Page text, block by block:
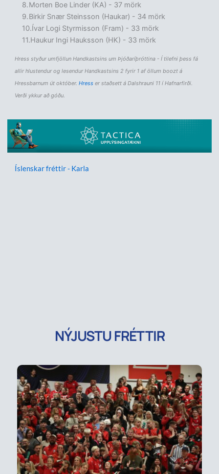
Morten Boe Linder (KA) - 37 mörk
Birkir Snær Steinsson (Haukar) - 34 mörk
Ívar Logi Styrmisson (Fram) - 33 mörk
Haukur Ingi Hauksson (HK) - 33 mörk
Hress styður umfjöllun Handkastsins um Þjóðaríþróttina - Í tilefni þess fá
allir hlustendur og lesendur Handkastsins 2 fyrir 1 af öllum boozt á
Hressbarnum út október. Hress er staðsett á Dalshrauni 11 í Hafnarfirði.
Verði ykkur að góðu.
Íslenskar fréttir - Karla
NÝJUSTU FRÉTTIR